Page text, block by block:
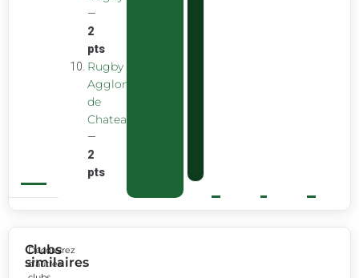
—
2
pts
Rugby
Agglomeration
de
Chateaubourg
—
2
pts
Clubs
similaires
Découvrez
d’autres